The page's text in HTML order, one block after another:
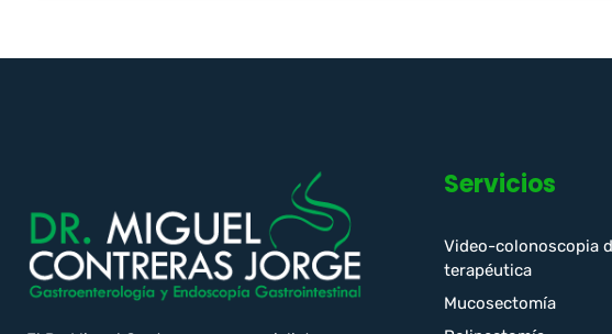
Servicios
Video-colonoscopia
terapéutica
Mucosectomía